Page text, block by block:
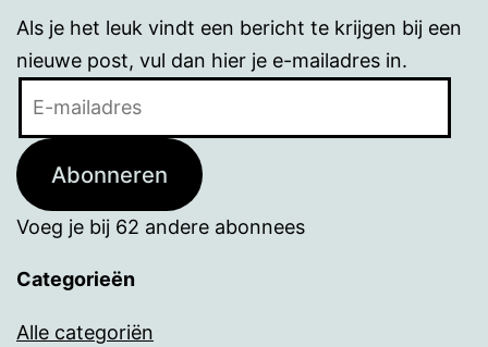
Als je het leuk vindt een bericht te krijgen bij een
nieuwe post, vul dan hier je e-mailadres in.
Abonneren
Voeg je bij 62 andere abonnees
Categorieën
Alle categoriën